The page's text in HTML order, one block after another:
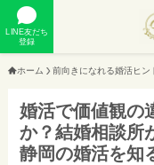
LINE友だち
登録
ホーム 前向きになれる婚活ヒン
婚活で価値観の
か？結婚相談所
静岡の婚活を知